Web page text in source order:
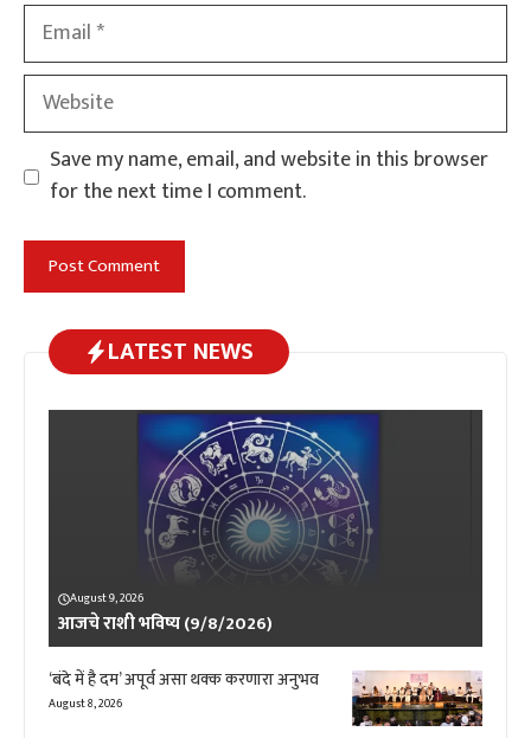
Email
Website
Save my name, email, and website in this browser
for the next time I comment.
LATEST NEWS
August 9, 2026
आजचे राशी भविष्य (9/8/2026)
‘बंदे में है दम’ अपूर्व असा थक्क करणारा अनुभव
August 8, 2026